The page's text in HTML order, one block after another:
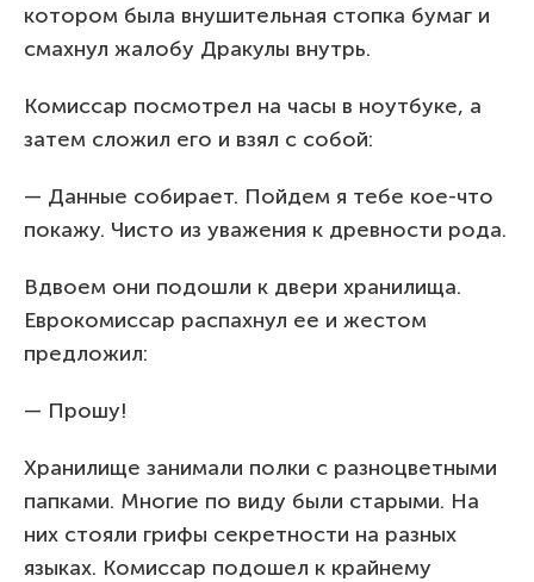
котором была внушительная стопка бумаг и
смахнул жалобу Дракулы внутрь.
Комиссар посмотрел на часы в ноутбуке, а
затем сложил его и взял с собой:
— Данные собирает. Пойдем я тебе кое-что
покажу. Чисто из уважения к древности рода.
Вдвоем они подошли к двери хранилища.
Еврокомиссар распахнул ее и жестом
предложил:
— Прошу!
Хранилище занимали полки с разноцветными
папками. Многие по виду были старыми. На
них стояли грифы секретности на разных
языках. Комиссар подошел к крайнему